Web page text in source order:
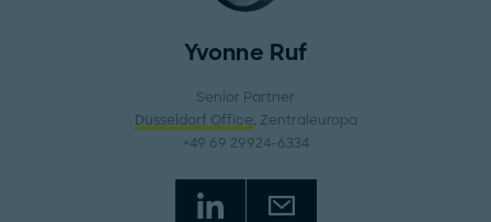
Yvonne Ruf
Senior Partner
Düsseldorf Office, Zentraleuropa
+49 69 29924-6334